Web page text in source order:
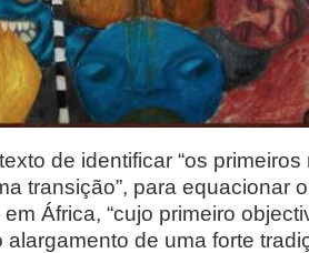
de identificar “os
transição”, para equacionar
África, “cujo primeiro
de uma forte